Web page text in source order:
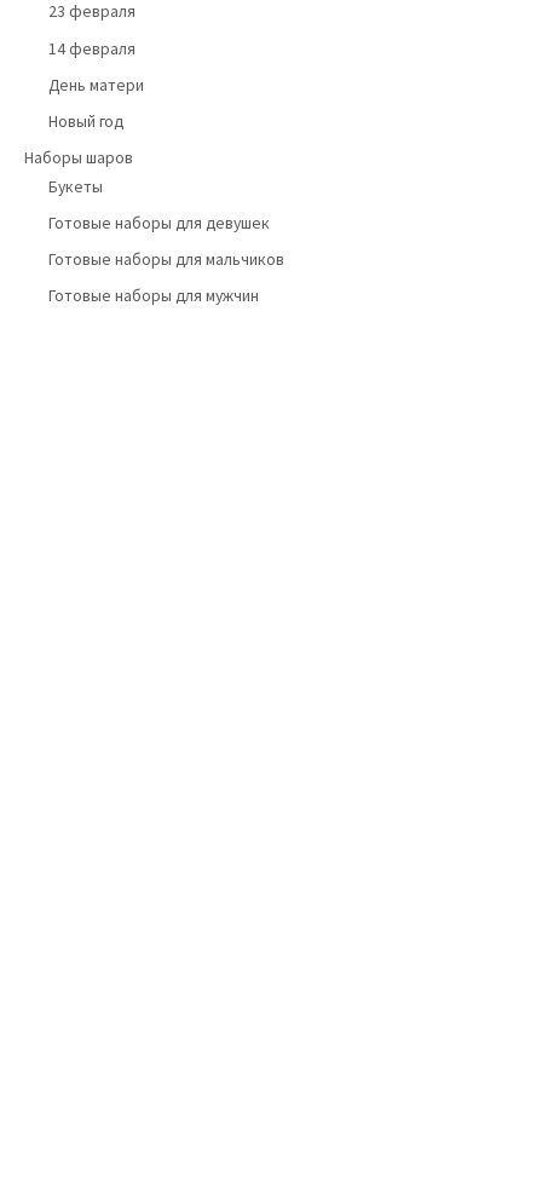
23 февраля
14 февраля
День матери
Новый год
Наборы шаров
Букеты
Готовые наборы для девушек
Готовые наборы для мальчиков
Готовые наборы для мужчин